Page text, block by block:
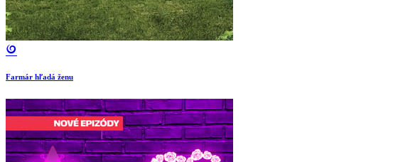
Farmár hľadá ženu